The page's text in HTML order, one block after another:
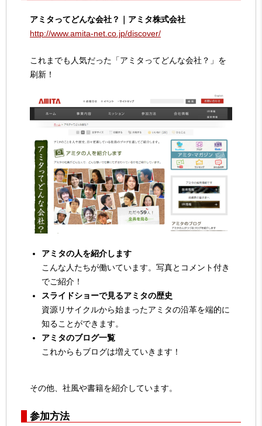
アミタってどんな会社？｜アミタ株式会社
http://www.amita-net.co.jp/discover/
これまでも人気だった「アミタってどんな会社？」を
刷新！
アミタの人を紹介します
こんな人たちが働いています。写真とコメント付き
でご紹介！
スライドショーで見るアミタの歴史
資源リサイクルから始まったアミタの沿革を端的に
知ることができます。
アミタのブログ一覧
これからもブログは増えていきます！
その他、社風や書籍を紹介しています。
参加方法